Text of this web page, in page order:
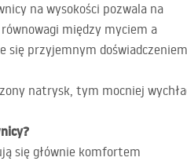
na wysokości pozwala na
między myciem a
się przyjemnym
natrysk, tym mocniej
się głównie komfortem